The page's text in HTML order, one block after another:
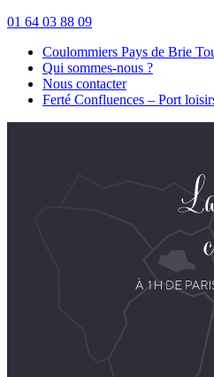
01 64 03 88 09
Coulommiers Pays de Brie
Qui sommes-nous ?
Nous contacter
Ferté Confluences – Port